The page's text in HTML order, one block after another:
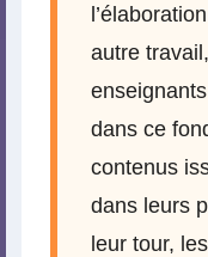
autre
dans ce
contenus
dans leurs
leur tour,